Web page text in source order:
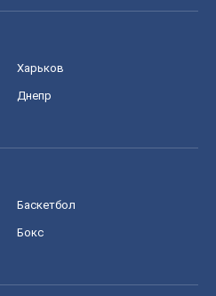
Харьков
Днепр
Баскетбол
Бокс